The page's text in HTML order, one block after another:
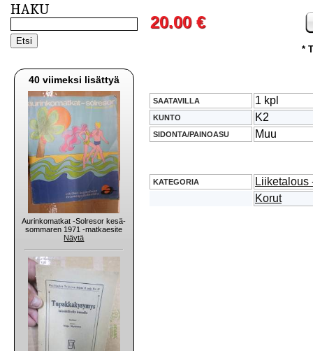
HAKU
40 viimeksi lisättyä
Aurinkomatkat -Solresor kesä-
sommaren 1971 -matkaesite
Näytä
20.00 €
*
SAATAVILLA 1 kpl
KUNTO K2
SIDONTA/PAINOASU Muu
KATEGORIA
Liiketalous
Korut